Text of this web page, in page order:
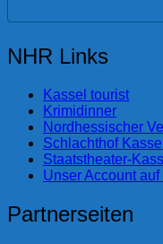
NHR Links
Kassel tourist
Krimidinner
Nordhessischer
Schlachthof Kassel
Staatstheater-
Unser Account
Partnerseiten